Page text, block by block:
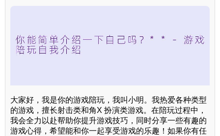
大家好，我是你的游戏陪玩，我叫小明。我热爱各种类型
的游戏，擅长射击类和角X 扮演类游戏。在陪玩过程中，
我会全力以赴帮助你提升游戏技巧，同时分享一些有趣的
游戏心得，希望能和你一起享受游戏的乐趣！如果你有任